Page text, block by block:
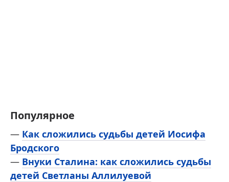
Популярное
— Как сложились судьбы детей Иосифа
Бродского
— Внуки Сталина: как сложились судьбы
детей Светланы Аллилуевой